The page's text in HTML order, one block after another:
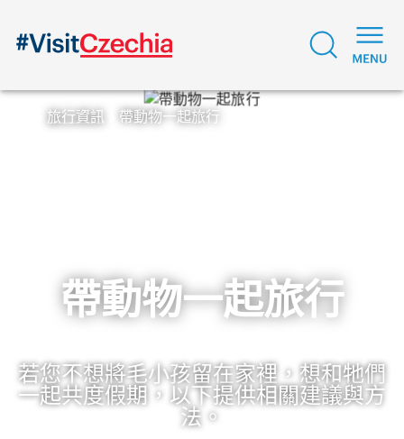
旅行資訊 帶動物一起旅行
帶動物一起旅行
若您不想將毛小孩留在家裡，想和牠們
一起共度假期，以下提供相關建議與方
法。